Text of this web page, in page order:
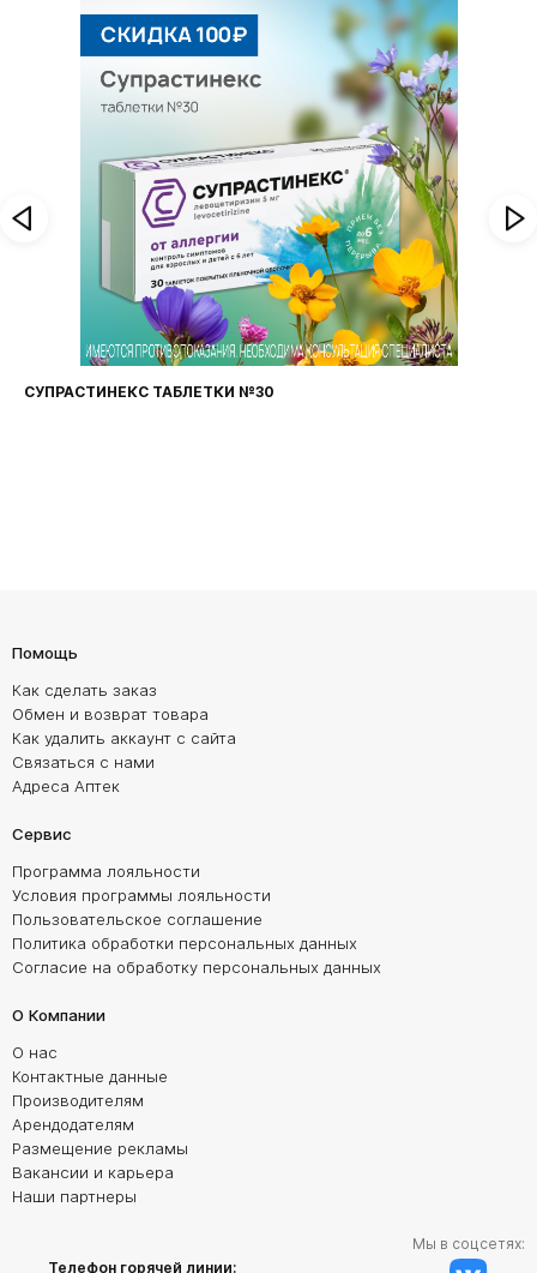
СУПРАСТИНЕКС ТАБЛЕТКИ №30
Помощь
Как сделать заказ
Обмен и возврат товара
Как удалить аккаунт с сайта
Связаться с нами
Адреса Аптек
Сервис
Программа лояльности
Условия программы лояльности
Пользовательское соглашение
Политика обработки персональных данных
Согласие на обработку персональных данных
О Компании
О нас
Контактные данные
Производителям
Арендодателям
Размещение рекламы
Вакансии и карьера
Наши партнеры
Телефон горячей линии:
Мы в соцсетях: